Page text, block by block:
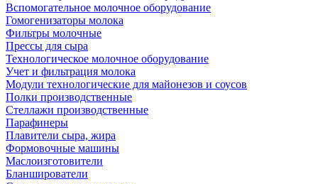
Вспомогательное молочное оборудование
Гомогенизаторы молока
Фильтры молочные
Прессы для сыра
Технологическое молочное оборудование
Учет и фильтрация молока
Модули технологические для майонезов и соусов
Полки производственные
Стеллажи производственные
Парафинеры
Плавители сыра, жира
Формовочные машины
Маслоизготовители
Бланширователи